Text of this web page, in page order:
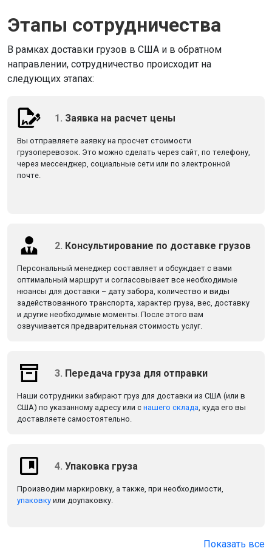
Этапы сотрудничества
В рамках доставки грузов в США и в обратном
направлении, сотрудничество происходит на
следующих этапах:
1. Заявка на расчет цены
Вы отправляете заявку на просчет стоимости
грузоперевозок. Это можно сделать через сайт, по телефону,
через мессенджер, социальные сети или по электронной
почте.
2. Консультирование по доставке грузов
Персональный менеджер составляет и обсуждает с вами
оптимальный маршрут и согласовывает все необходимые
нюансы для доставки – дату забора, количество и виды
задействованного транспорта, характер груза, вес, доставку
и другие необходимые моменты. После этого вам
озвучивается предварительная стоимость услуг.
3. Передача груза для отправки
Наши сотрудники забирают груз для доставки из США (или в
США) по указанному адресу или с нашего склада, куда его вы
доставляете самостоятельно.
4. Упаковка груза
Производим маркировку, а также, при необходимости,
упаковку или доупаковку.
Показать все